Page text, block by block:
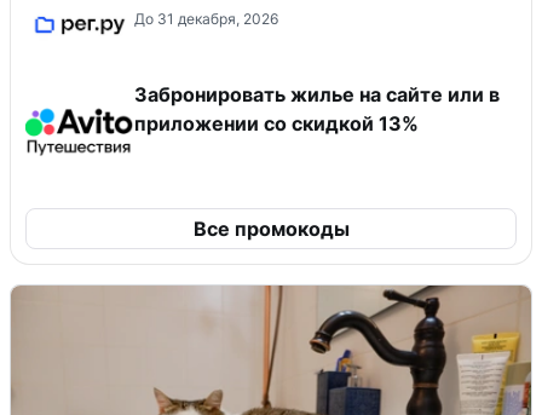
До 31 декабря, 2026
Забронировать жилье на сайте или в
приложении со скидкой 13%
Все промокоды